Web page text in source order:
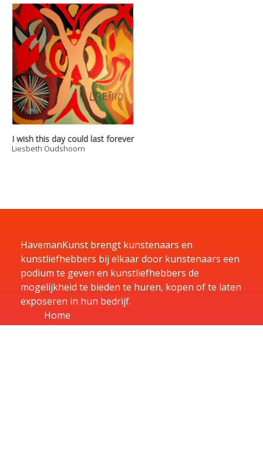
I wish this day could last forever
Liesbeth Oudshoorn
HavemanKunst brengt kunstenaars en
kunstliefhebbers bij elkaar door kunstenaars een
podium te geven en kunstliefhebbers de
mogelijkheid te bieden te huren, kopen of te laten
exposeren in hun bedrijf.
Home